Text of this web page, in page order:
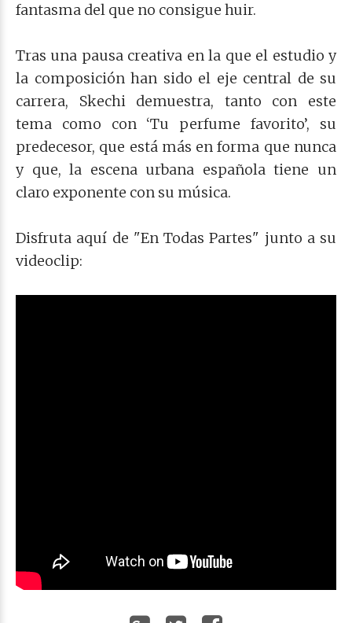
fantasma del que no consigue huir.
Tras una pausa creativa en la que el estudio y
la composición han sido el eje central de su
carrera, Skechi demuestra, tanto con este
tema como con ‘Tu perfume favorito’, su
predecesor, que está más en forma que nunca
y que, la escena urbana española tiene un
claro exponente con su música.
Disfruta aquí de "En Todas Partes" junto a su
videoclip: